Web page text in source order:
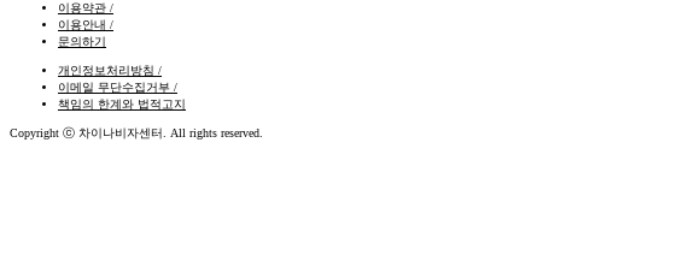
이용약관 /
이용안내 /
문의하기
개인정보처리방침 /
이메일 무단수집거부 /
책임의 한계와 법적고지
Copyright ⓒ 차이나비자센터. All rights reserved.